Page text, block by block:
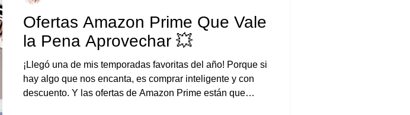
Años y Más
Mujer Compras Online
Ofertas Amazon Prime Que Vale
la Pena Aprovechar 💥
¡Llegó una de mis temporadas favoritas del año! Porque si
hay algo que nos encanta, es comprar inteligente y con
descuento. Y las ofertas de Amazon Prime están que